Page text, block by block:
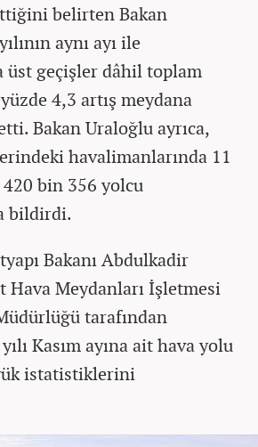
belirten Bakan
aynı ayı ile
üst geçişler dâhil toplam
4,3 artış meydana
Bakan Uraloğlu ayrıca,
havalimanlarında 11
bin 356 yolcu
bildirdi.
Bakanı Abdulkadir
Hava Meydanları İşletmesi
tarafından
Kasım ayına ait hava yolu
istatistiklerini